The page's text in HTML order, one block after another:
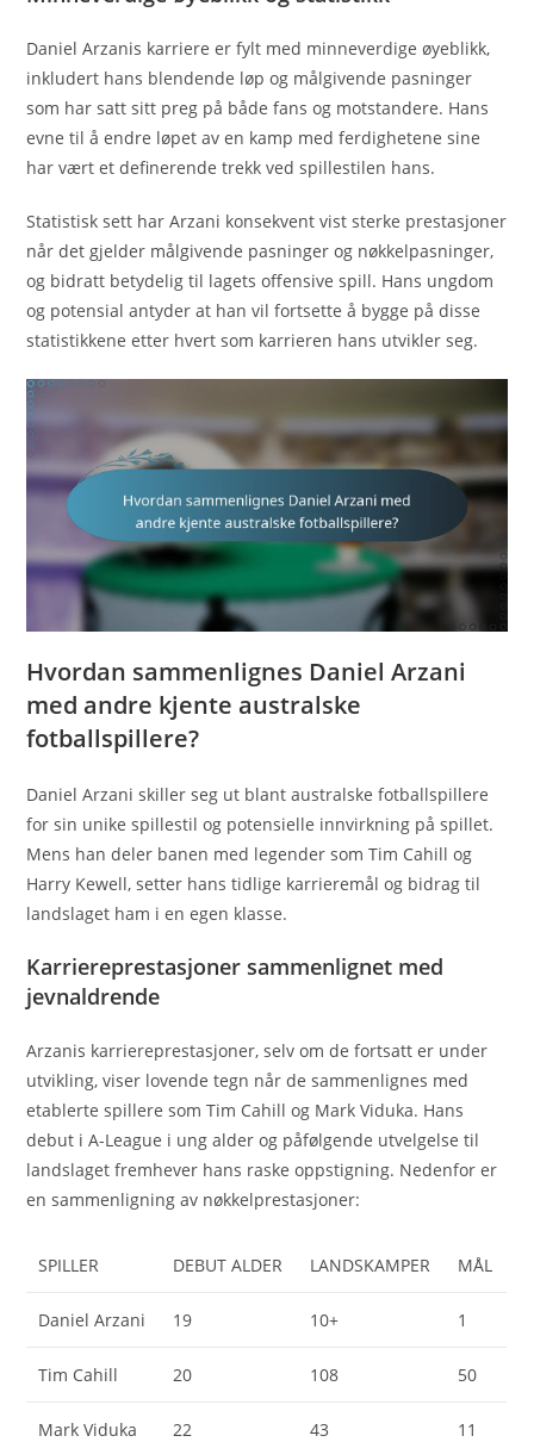
Daniel Arzanis karriere er fylt med minneverdige øyeblikk,
inkludert hans blendende løp og målgivende pasninger
som har satt sitt preg på både fans og motstandere. Hans
evne til å endre løpet av en kamp med ferdighetene sine
har vært et definerende trekk ved spillestilen hans.
Statistisk sett har Arzani konsekvent vist sterke prestasjoner
når det gjelder målgivende pasninger og nøkkelpasninger,
og bidratt betydelig til lagets offensive spill. Hans ungdom
og potensial antyder at han vil fortsette å bygge på disse
statistikkene etter hvert som karrieren hans utvikler seg.
Hvordan sammenlignes Daniel Arzani
med andre kjente australske
fotballspillere?
Daniel Arzani skiller seg ut blant australske fotballspillere
for sin unike spillestil og potensielle innvirkning på spillet.
Mens han deler banen med legender som Tim Cahill og
Harry Kewell, setter hans tidlige karrieremål og bidrag til
landslaget ham i en egen klasse.
Karriereprestasjoner sammenlignet med
jevnaldrende
Arzanis karriereprestasjoner, selv om de fortsatt er under
utvikling, viser lovende tegn når de sammenlignes med
etablerte spillere som Tim Cahill og Mark Viduka. Hans
debut i A-League i ung alder og påfølgende utvelgelse til
landslaget fremhever hans raske oppstigning. Nedenfor er
en sammenligning av nøkkelprestasjoner:
SPILLER DEBUT ALDER LANDSKAMPER MÅL
Daniel Arzani 19 10+ 1
Tim Cahill 20 108 50
Mark Viduka 22 43 11